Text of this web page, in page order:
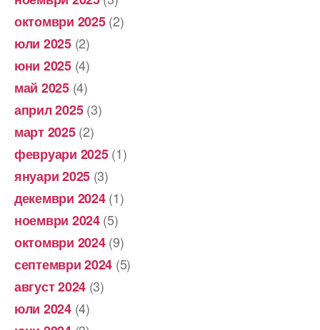
октомври 2025(2)
юли 2025(2)
юни 2025(4)
май 2025(4)
април 2025(3)
март 2025(2)
февруари 2025(1)
януари 2025 (3)
декември 2024(1)
ноември 2024(5)
октомври 2024(9)
септември 2024 (5)
август 2024 (3)
юли 2024(4)